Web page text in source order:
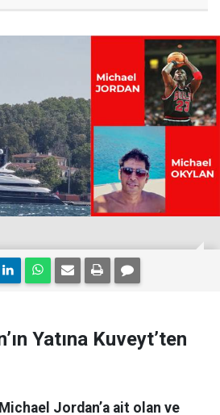
Yatına Kuveyt’ten
Jordan’a ait olan ve